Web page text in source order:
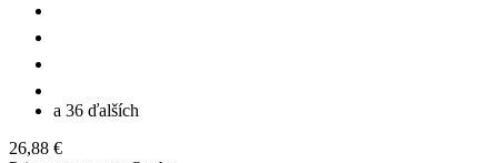
a 36 ďalších
26,88 €